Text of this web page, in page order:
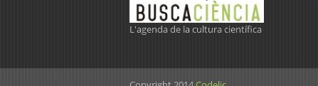
L'agenda de la cultura científica